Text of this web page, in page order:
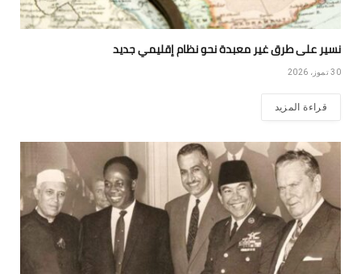
نسير على طرق غير معبدة نحو نظام إقليمي جديد
30 تموز، 2026
قراءة المزيد